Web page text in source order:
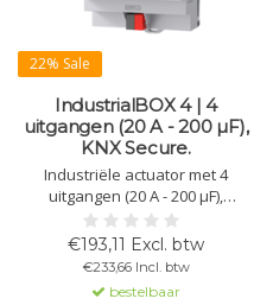
22% Sale
IndustrialBOX 4 | 4
uitgangen (20 A - 200 µF),
KNX Secure.
Industriële actuator met 4
uitgangen (20 A - 200 µF),
geschikt voor DIN-rail, KNX
Secure, handmatige bediening,
logische functies en veelzijdige
toepassingen.
€193,11 Excl. btw
€233,66 Incl. btw
bestelbaar